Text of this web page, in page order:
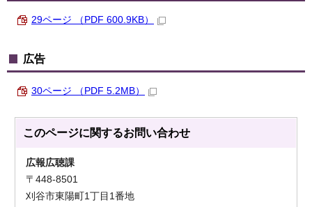
29ページ （PDF 600.9KB）
広告
30ページ （PDF 5.2MB）
このページに関するお問い合わせ
広報広聴課
〒448-8501
刈谷市東陽町1丁目1番地